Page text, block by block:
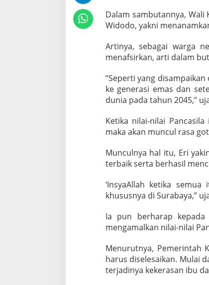
n
c
a
i
l
Dalam sambutannya, Wali
Widodo, yakni
Artinya, sebagai warga
menafsirkan, arti dalam
“Seperti yang
ke generasi emas dan
dunia pada tahun 2045,”
Ketika nilai-nilai
maka akan muncul rasa
Munculnya hal itu, Eri
terbaik serta berhasil
‘InsyaAllah ketika
khususnya di Surabaya,”
Ia pun berharap
mengamalkan nilai-nilai
Menurutnya, Pemerintah
harus diselesaikan. Mulai
terjadinya kekerasan ibu